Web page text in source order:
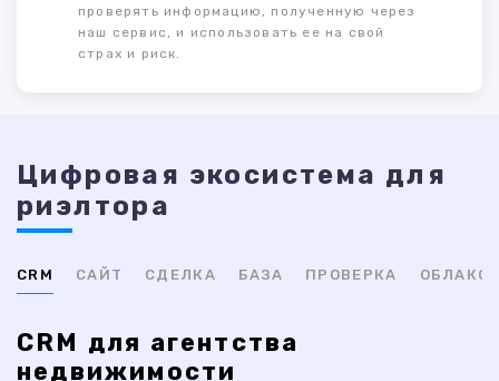
проверять информацию, полученную через
наш сервис, и использовать ее на свой
страх и риск.
Цифровая экосистема для
риэлтора
CRM САЙТ СДЕЛКА БАЗА ПРОВЕРКА ОБЛАКО
CRM для агентства
недвижимости